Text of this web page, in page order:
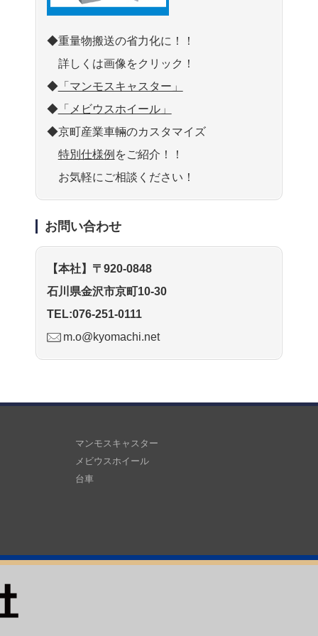
◆重量物搬送の省力化に！！
詳しくは画像をクリック！
◆「マンモスキャスター」
◆「メビウスホイール」
◆京町産業車輛のカスタマイズ
特別仕様例 をご紹介！！
お気軽にご相談ください！
お問い合わせ
【本社】〒920-0848
石川県金沢市京町10-30
TEL:076-251-0111
m.o@kyomachi.net
マンモスキャスター
メビウスホイール
台車